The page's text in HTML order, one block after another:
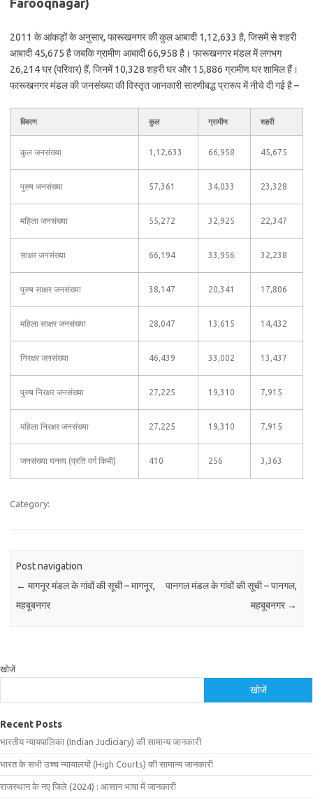
Farooqnagar)
2011 के आंकड़ों के अनुसार, फारूखनगर की कुल आबादी 1,12,633 है, जिसमें से शहरी
आबादी 45,675 है जबकि ग्रामीण आबादी 66,958 है। फारूखनगर मंडल में लगभग
26,214 घर (परिवार) हैं, जिनमें 10,328 शहरी घर और 15,886 ग्रामीण घर शामिल हैं।
फारूखनगर मंडल की जनसंख्या की विस्तृत जानकारी सारणीबद्ध प्रारूप में नीचे दी गई है –
विवरण कुल ग्रामीण शहरी
कुल जनसंख्या 1,12,633 66,958 45,675
पुरुष जनसंख्या 57,361 34,033 23,328
महिला जनसंख्या 55,272 32,925 22,347
साक्षर जनसंख्या 66,194 33,956 32,238
पुरुष साक्षर जनसंख्या 38,147 20,341 17,806
महिला साक्षर जनसंख्या 28,047 13,615 14,432
निरक्षर जनसंख्या 46,439 33,002 13,437
पुरुष निरक्षर जनसंख्या 27,225 19,310 7,915
महिला निरक्षर जनसंख्या 27,225 19,310 7,915
जनसंख्या घनत्व (प्रति वर्ग किमी) 410 256 3,363
Category:
Post navigation
← मागनूर मंडल के गांवों की सूची – मागनूर,
महबूबनगर
पानगल मंडल के गांवों की सूची – पानगल,
महबूबनगर →
खोजें
खोजें
Recent Posts
भारतीय न्यायपालिका (Indian Judiciary) की सामान्य जानकारी
भारत के सभी उच्च न्यायालयों (High Courts) की सामान्य जानकारी
राजस्थान के नए जिले (2024) : आसान भाषा में जानकारी